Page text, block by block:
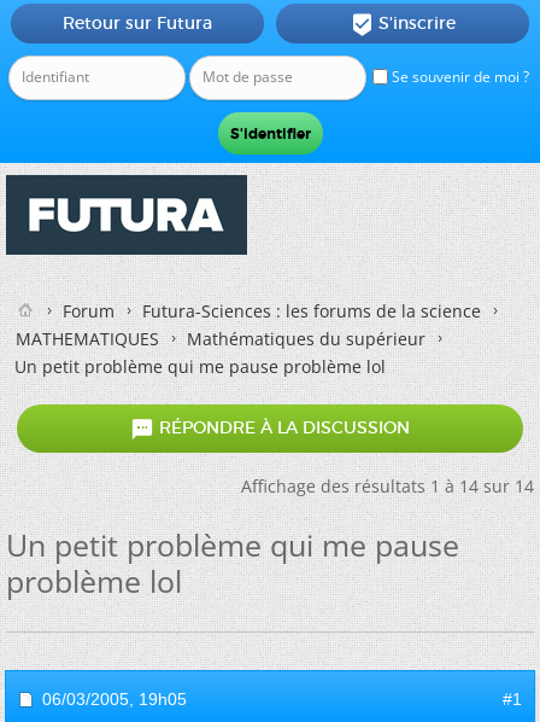
Se souvenir de moi ?
Retour sur Futura  S'inscrire
Forum
Futura-Sciences : les forums de la science
MATHEMATIQUES
Mathématiques du supérieur
Un petit problème qui me pause problème lol
 RÉPONDRE À LA DISCUSSION
Affichage des résultats 1 à 14 sur 14
Un petit problème qui me pause
problème lol
06/03/2005, 19h05 #1